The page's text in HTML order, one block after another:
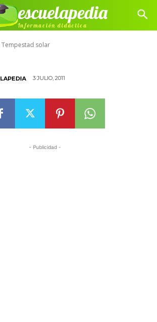
escuelapedia
Información didáctica
Tempestad solar
solar
3 JULIO, 2011
- Publicidad -